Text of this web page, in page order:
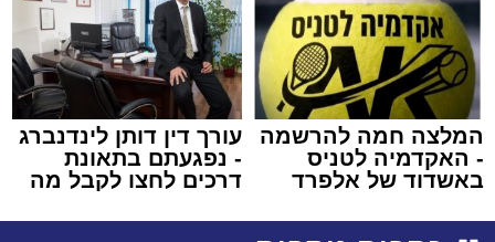
המלצה חמה להרשמה
- האקדמיה לטניס
באשדוד של אלפרד
עורך דין דותן לינדנברג
- נפגעתם בתאונת
דרכים לחצו לקבל מה